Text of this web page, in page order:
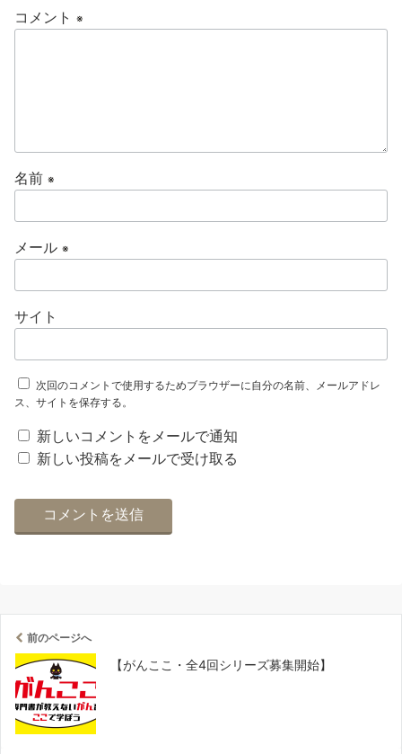
コメント ※
名前 ※
メール ※
サイト
次回のコメントで使用するためブラウザーに自分の名前、メールアドレ
ス、サイトを保存する。
新しいコメントをメールで通知
新しい投稿をメールで受け取る
前のページへ
【がんここ・全4回シリーズ募集開始】